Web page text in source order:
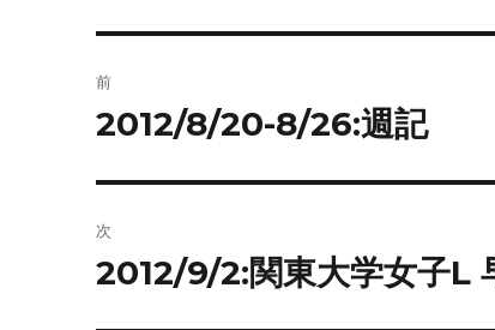
稿
ゲ
前
前
投
稿:
2012/8/20-8/26:週記
次
次
2012/9/2:関東大学女子L